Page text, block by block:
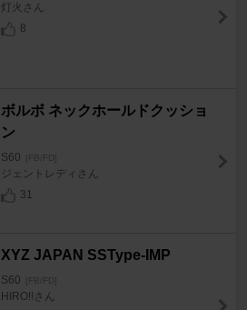
灯火さん
8
ボルボ ネックホールドクッショ
ン
S60 [FB/FD]
ジェントレディさん
31
XYZ JAPAN SSType-IMP
S60 [FB/FD]
HIRO!!さん